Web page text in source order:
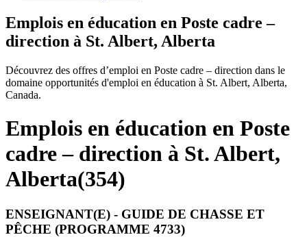
Emplois en éducation en Poste cadre –
direction à St. Albert, Alberta
Découvrez des offres d’emploi en Poste cadre – direction dans le
domaine opportunités d'emploi en éducation à St. Albert, Alberta,
Canada.
Emplois en éducation en Poste
cadre – direction à St. Albert,
Alberta(354)
ENSEIGNANT(E) - GUIDE DE CHASSE ET
PÊCHE (PROGRAMME 4733)